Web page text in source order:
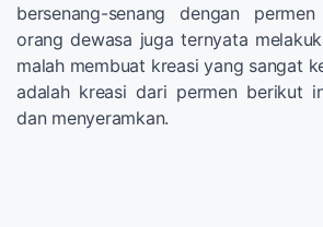
bersenang-senang dengan
orang dewasa juga ternyata
malah membuat kreasi yang sangat
adalah kreasi dari permen berikut
dan menyeramkan.